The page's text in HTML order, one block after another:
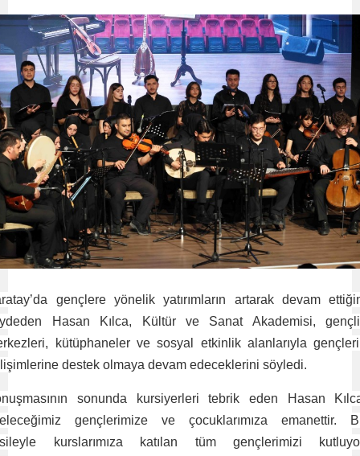
gençlere yönelik yatırımların artarak devam
Hasan Kılca, Kültür ve Sanat Akademisi,
kütüphaneler ve sosyal etkinlik alanlarıyla
destek olmaya devam edeceklerini söyledi.
sonunda kursiyerleri tebrik eden Hasan
gençlerimize ve çocuklarımıza emanettir.
kurslarımıza katılan tüm gençlerimizi